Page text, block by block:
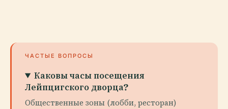
ЧАСТЫЕ ВОПРОСЫ
Каковы часы посещения
Лейпцигского дворца?
Общественные зоны (лобби, ресторан)